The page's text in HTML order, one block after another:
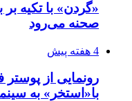
«گردن» با تکیه
صحنه می‌رود
4 هفته پیش
رونمایی از
با«استخر» به